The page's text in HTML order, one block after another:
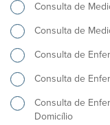
Consulta de
Consulta de
Consulta de
Consulta de
Consulta de
Domicílio